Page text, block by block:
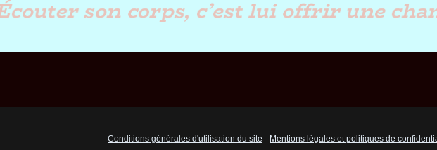
son corps, c’est lui offrir une
Conditions générales d'utilisation du site - Mentions légales et politiques de